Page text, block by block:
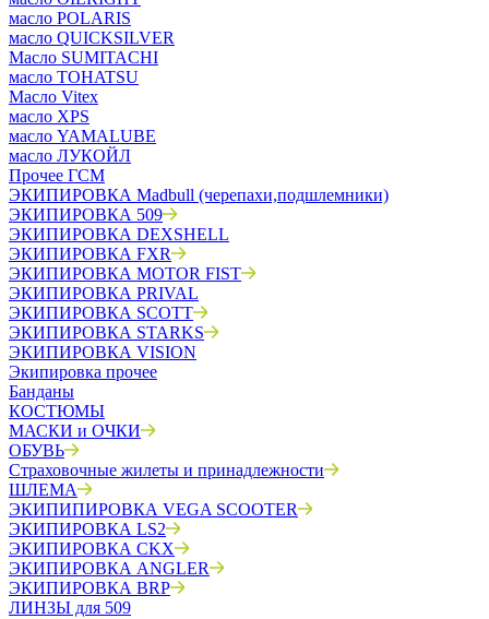
масло POLARIS
масло QUICKSILVER
Масло SUMITACHI
масло TOHATSU
Масло Vitex
масло XPS
масло YAMALUBE
масло ЛУКОЙЛ
Прочее ГСМ
ЭКИПИРОВКА Madbull (черепахи,подшлемники)
ЭКИПИРОВКА 509
ЭКИПИРОВКА DEXSHELL
ЭКИПИРОВКА FXR
ЭКИПИРОВКА MOTOR FIST
ЭКИПИРОВКА PRIVAL
ЭКИПИРОВКА SCOTT
ЭКИПИРОВКА STARKS
ЭКИПИРОВКА VISION
Экипировка прочее
Банданы
КОСТЮМЫ
МАСКИ и ОЧКИ
ОБУВЬ
Страховочные жилеты и принадлежности
ШЛЕМА
ЭКИПИПИРОВКА VEGA SCOOTER
ЭКИПИРОВКА LS2
ЭКИПИРОВКА CKX
ЭКИПИРОВКА ANGLER
ЭКИПИРОВКА BRP
ЛИНЗЫ для 509